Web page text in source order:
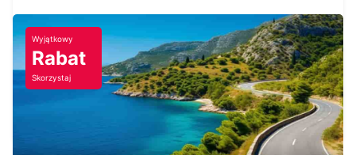
SAUMUR RAILWAY STATION
Wyjątkowy
Rabat
Skorzystaj